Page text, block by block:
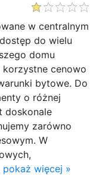
w centralnym
do wielu
domu
cenowo
bytowe. Do
o różnej
doskonale
zarówno
W
pokaż więcej »